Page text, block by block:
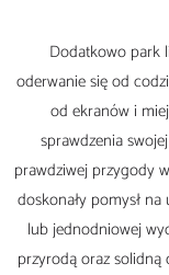
Dodatkowo park
oderwanie się od
od ekranów i
sprawdzenia
prawdziwej przygody
doskonały pomysł
lub jednodniowej
przyrodą oraz